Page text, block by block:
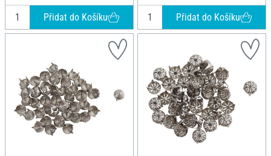
Přidat do Košíku Přidat do Košíku